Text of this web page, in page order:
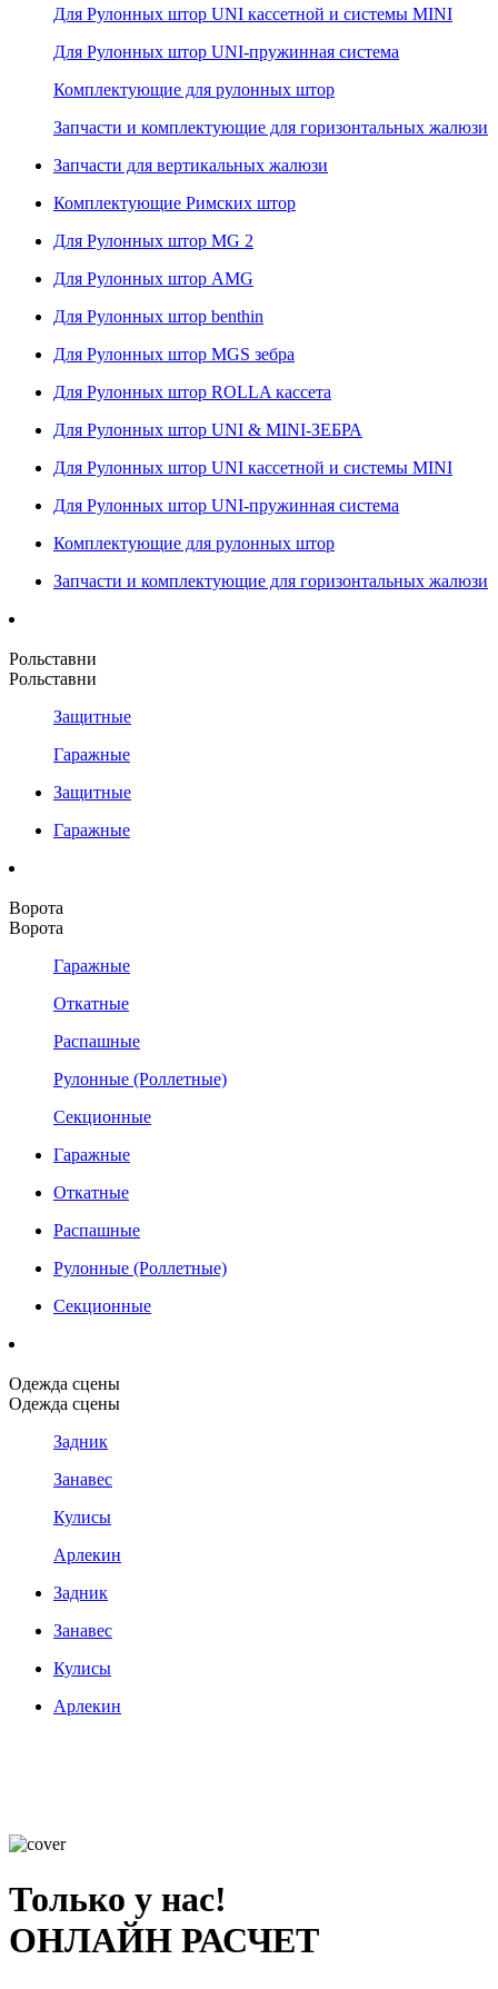
Для Рулонных штор UNI кассетной и системы MINI
Для Рулонных штор UNI-пружинная система
Комплектующие для рулонных штор
Запчасти и комплектующие для горизонтальных жалюзи
Запчасти для вертикальных жалюзи
Комплектующие Римских штор
Для Рулонных штор MG 2
Для Рулонных штор AMG
Для Рулонных штор benthin
Для Рулонных штор MGS зебра
Для Рулонных штор ROLLA кассета
Для Рулонных штор UNI & MINI-ЗЕБРА
Для Рулонных штор UNI кассетной и системы MINI
Для Рулонных штор UNI-пружинная система
Комплектующие для рулонных штор
Запчасти и комплектующие для горизонтальных жалюзи
Рольставни
Рольставни
Защитные
Гаражные
Защитные
Гаражные
Ворота
Ворота
Гаражные
Откатные
Распашные
Рулонные (Роллетные)
Секционные
Гаражные
Откатные
Распашные
Рулонные (Роллетные)
Секционные
Одежда сцены
Одежда сцены
Задник
Занавес
Кулисы
Арлекин
Задник
Занавес
Кулисы
Арлекин
Только у нас!
ОНЛАЙН РАСЧЕТ